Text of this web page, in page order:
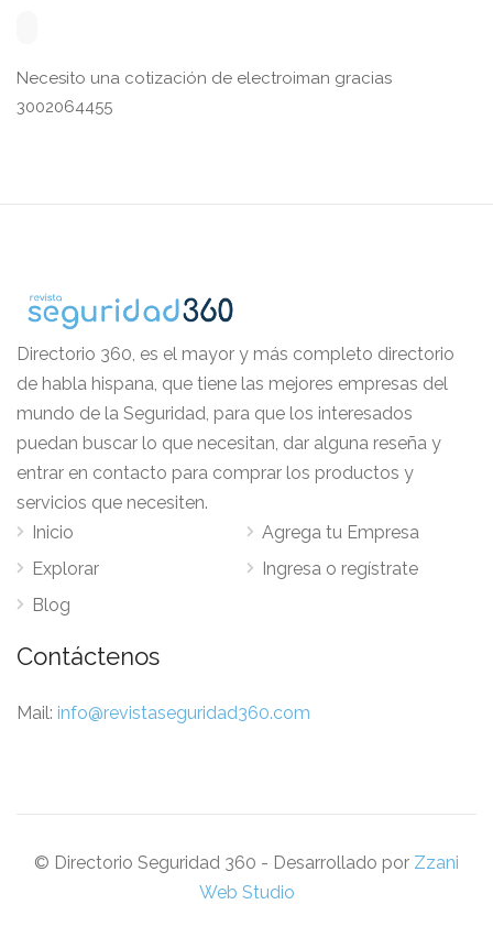
Necesito una cotización de electroiman gracias
3002064455
Directorio 360, es el mayor y más completo directorio
de habla hispana, que tiene las mejores empresas del
mundo de la Seguridad, para que los interesados
puedan buscar lo que necesitan, dar alguna reseña y
entrar en contacto para comprar los productos y
servicios que necesiten.
Inicio
Explorar
Blog
Agrega tu Empresa
Ingresa o regístrate
Contáctenos
Mail: info@revistaseguridad360.com
© Directorio Seguridad 360 - Desarrollado por Zzani
Web Studio